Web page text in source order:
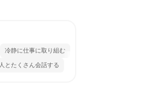
冷静に仕事に取り組む
人とたくさん会話する